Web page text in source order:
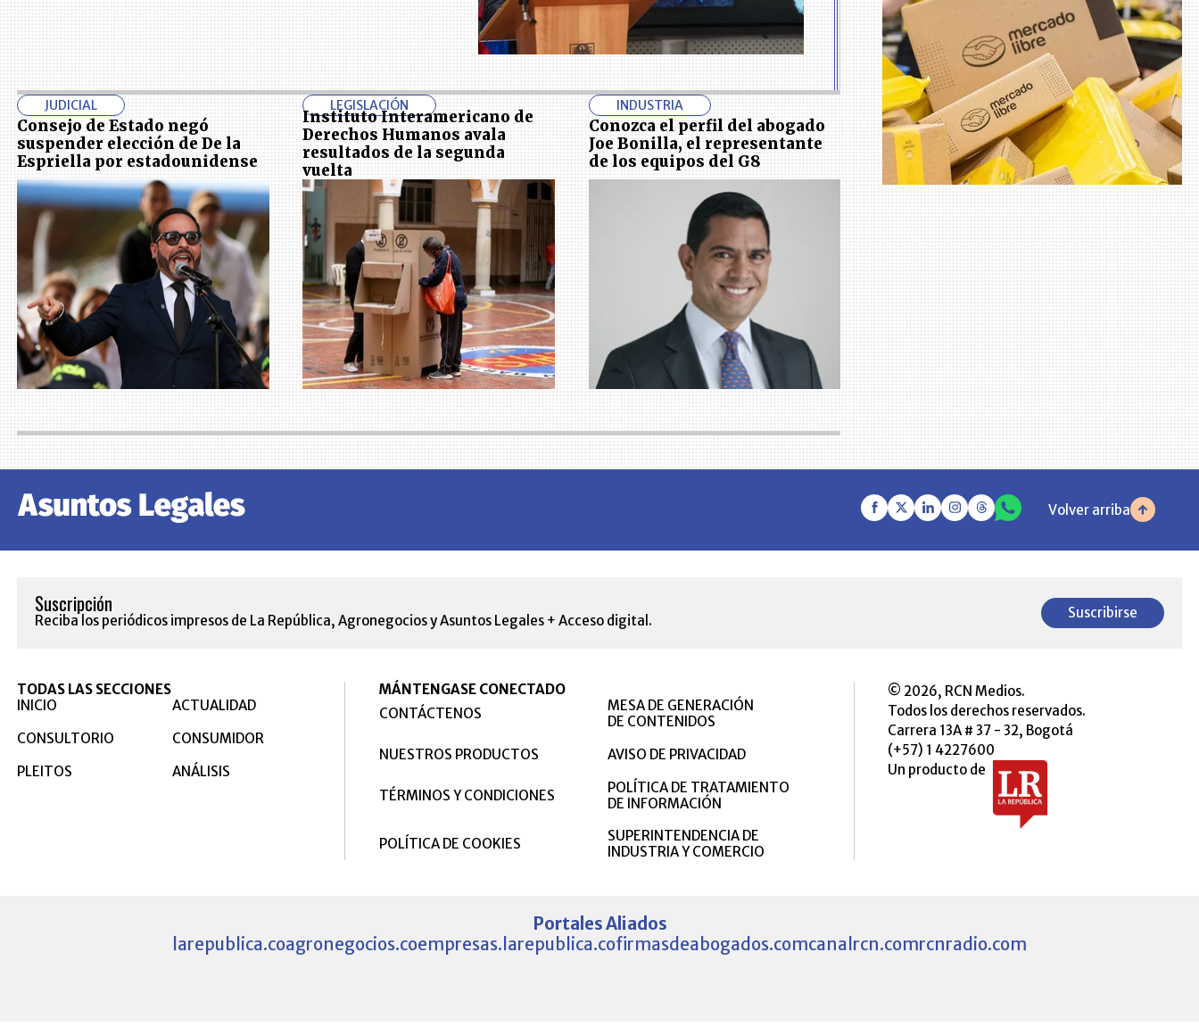
JUDICIAL
Consejo de Estado negó
suspender elección de De la
Espriella por estadounidense
LEGISLACIÓN
Instituto Interamericano de
Derechos Humanos avala
resultados de la segunda
vuelta
INDUSTRIA
Conozca el perfil del abogado
Joe Bonilla, el representante
de los equipos del G8
Volver arriba
Suscripción
Reciba los periódicos impresos de La República, Agronegocios y Asuntos Legales + Acceso digital. Suscribirse
TODAS LAS SECCIONES
INICIO
ACTUALIDAD
CONSULTORIO
CONSUMIDOR
PLEITOS
ANÁLISIS
MÁNTENGASE CONECTADO
CONTÁCTENOS
MESA DE GENERACIÓN
DE CONTENIDOS
NUESTROS PRODUCTOS
AVISO DE PRIVACIDAD
TÉRMINOS Y CONDICIONES
POLÍTICA DE TRATAMIENTO
DE INFORMACIÓN
POLÍTICA DE COOKIES
SUPERINTENDENCIA DE
INDUSTRIA Y COMERCIO
© 2026, RCN Medios.
Todos los derechos reservados.
Carrera 13A # 37 - 32, Bogotá
(+57) 1 4227600
Un producto de
Portales Aliados
larepublica.coagronegocios.coempresas.larepublica.cofirmasdeabogados.comcanalrcn.comrcnradio.com